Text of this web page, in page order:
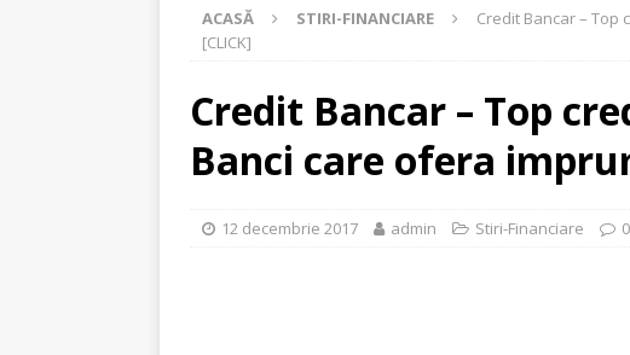
[ 8 septembrie 2024 ] Facem rata
[ 11 august 2024 ] Creditarea
RAPID
Credit online
RAPID
ACASĂ STIRI-FINANCIARE
Credit Bancar – Top
[CLICK]
Credit Bancar – Top
Banci care ofera
12 decembrie 2017 admin Stiri-Financiare 0